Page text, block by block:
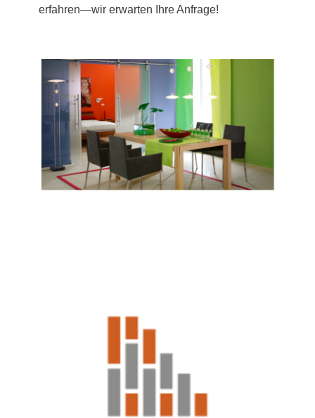
erfahren—wir erwarten Ihre Anfrage!